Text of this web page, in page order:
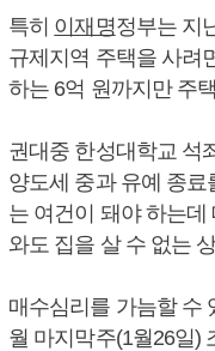
특히 이재명정부는 지
규제지역 주택을 사려
하는 6억 원까지만 주
권대중 한성대학교 석
양도세 중과 유예 종료
는 여건이 돼야 하는
와도 집을 살 수 없는
매수심리를 가늠할 수
월 마지막주(1월26일)